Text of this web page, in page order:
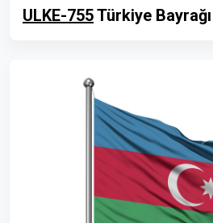
ULKE-755Türkiye Bayrağı